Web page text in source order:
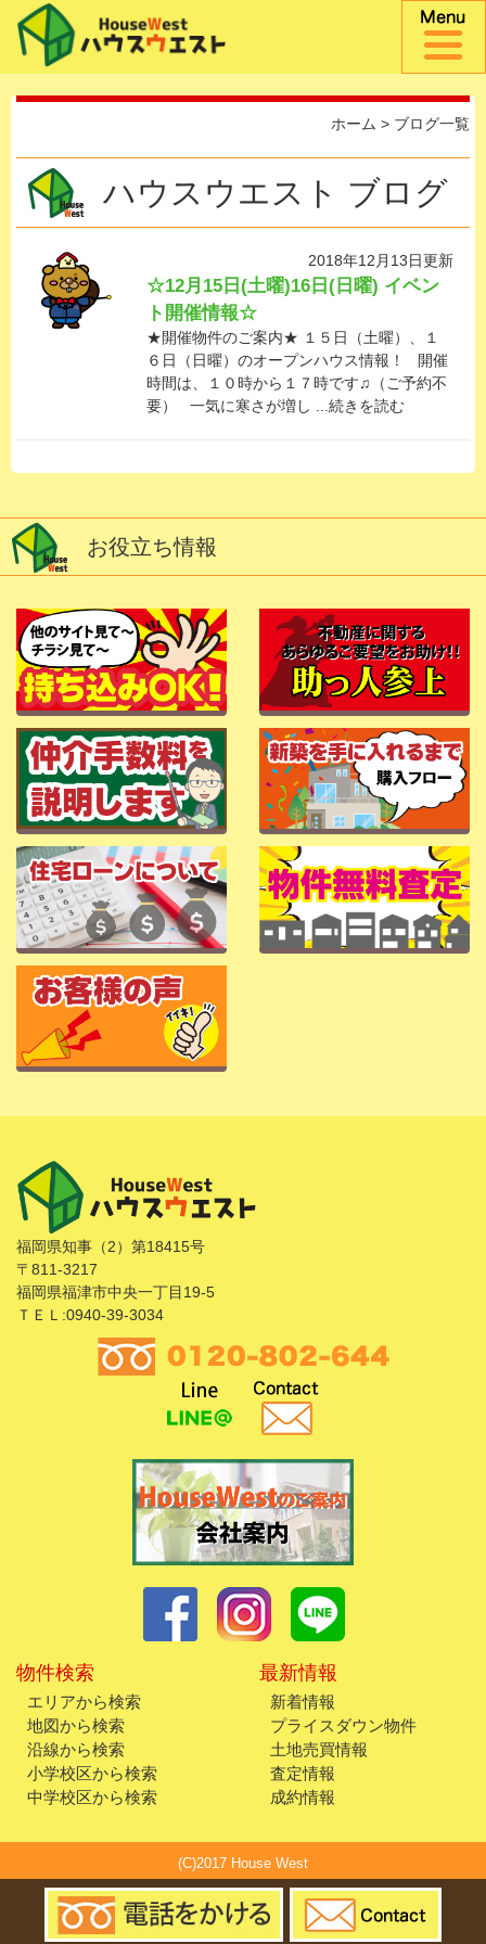
ホーム > ブログ一覧
ハウスウエスト ブログ
2018年12月13日更新
☆12月15日(土曜)16日(日曜) イベン
ト開催情報☆
★開催物件のご案内★ １５日（土曜）、１
６日（日曜）のオープンハウス情報！ 開催
時間は、１０時から１７時です♫（ご予約不
要） 一気に寒さが増し ...続きを読む
お役立ち情報
福岡県知事（2）第18415号
〒811-3217
福岡県福津市中央一丁目19-5
ＴＥＬ:0940-39-3034
物件検索
エリアから検索
地図から検索
沿線から検索
小学校区から検索
中学校区から検索
最新情報
新着情報
プライスダウン物件
土地売買情報
査定情報
成約情報
(C)2017 House West